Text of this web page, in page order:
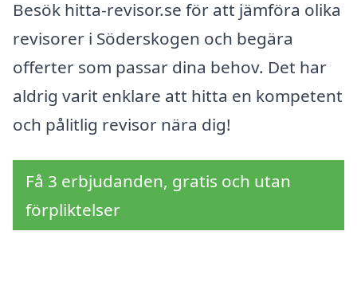
Besök hitta-revisor.se för att jämföra olika
revisorer i Söderskogen och begära
offerter som passar dina behov. Det har
aldrig varit enklare att hitta en kompetent
och pålitlig revisor nära dig!
Få 3 erbjudanden, gratis och utan
förpliktelser